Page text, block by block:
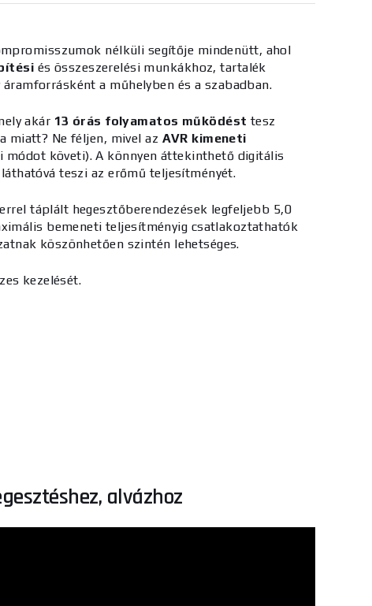
nélküli segítője mindenütt, ahol
és összeszerelési munkákhoz, tartalék
a műhelyben és a szabadban.
akár 13 órás folyamatos működést tesz
miatt? Ne féljen, mivel az AVR kimeneti
módot követi). A könnyen áttekinthető digitális
teszi az erőmű teljesítményét.
táplált hegesztőberendezések legfeljebb 5,0
bemeneti teljesítményig csatlakoztathatók
köszönhetően szintén lehetséges.
kezelését.
alvázhoz